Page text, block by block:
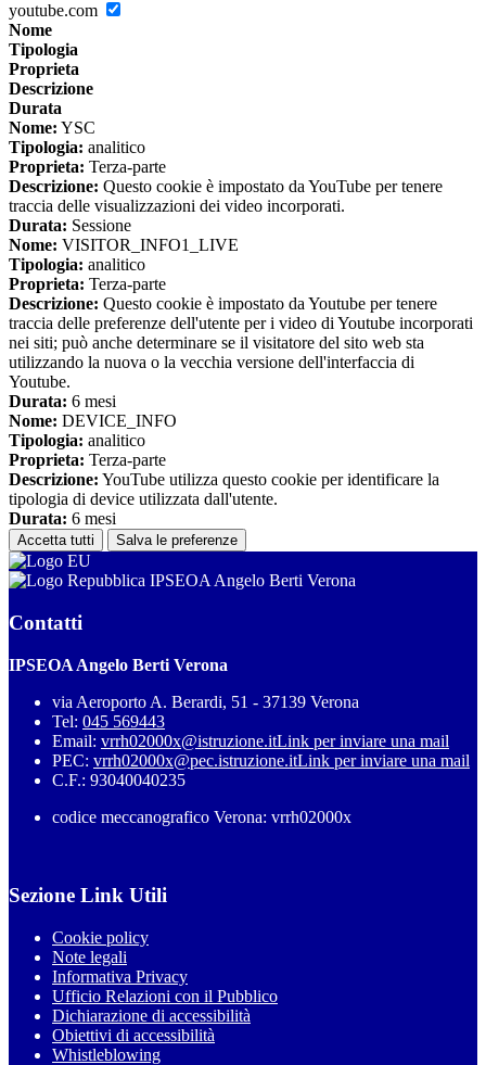
youtube.com
Nome
Tipologia
Proprieta
Descrizione
Durata
Nome: YSC
Tipologia: analitico
Proprieta: Terza-parte
Descrizione: Questo cookie è impostato da YouTube per tenere
traccia delle visualizzazioni dei video incorporati.
Durata: Sessione
Nome: VISITOR_INFO1_LIVE
Tipologia: analitico
Proprieta: Terza-parte
Descrizione: Questo cookie è impostato da Youtube per tenere
traccia delle preferenze dell'utente per i video di Youtube incorporati
nei siti; può anche determinare se il visitatore del sito web sta
utilizzando la nuova o la vecchia versione dell'interfaccia di
Youtube.
Durata: 6 mesi
Nome: DEVICE_INFO
Tipologia: analitico
Proprieta: Terza-parte
Descrizione: YouTube utilizza questo cookie per identificare la
tipologia di device utilizzata dall'utente.
Durata: 6 mesi
Accetta tutti Salva le preferenze
IPSEOA Angelo Berti Verona
Contatti
IPSEOA Angelo Berti Verona
via Aeroporto A. Berardi, 51 - 37139 Verona
Tel: 045 569443
Email: vrrh02000x@istruzione.itLink per inviare una mail
PEC: vrrh02000x@pec.istruzione.itLink per inviare una mail
C.F.: 93040040235
codice meccanografico Verona: vrrh02000x
Sezione Link Utili
Cookie policy
Note legali
Informativa Privacy
Ufficio Relazioni con il Pubblico
Dichiarazione di accessibilità
Obiettivi di accessibilità
Whistleblowing